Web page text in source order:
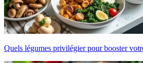
Quels légumes privilégier pour booster